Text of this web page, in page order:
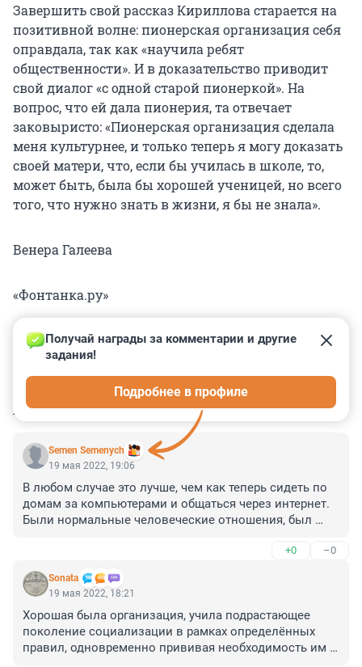
Завершить свой рассказ Кириллова старается на
позитивной волне: пионерская организация себя
оправдала, так как «научила ребят
общественности». И в доказательство приводит
свой диалог «с одной старой пионеркой». На
вопрос, что ей дала пионерия, та отвечает
заковыристо: «Пионерская организация сделала
меня культурнее, и только теперь я могу доказать
своей матери, что, если бы училась в школе, то,
может быть, была бы хорошей ученицей, но всего
того, что нужно знать в жизни, я бы не знала».
Венера Галеева
«Фонтанка.ру»
КОММЕНТАРИИ 8
Semen Semenych
Получай награды за комментарии и другие
задания!
Подробнее в профиле
19 мая 2022, 19:06
В любом случае это лучше, чем как теперь сидеть по
домам за компьютерами и общаться через интернет.
Были нормальные человеческие отношения, был
интересно! Лично я с радостью и удовольствием
вспоминаю эти годы! И поздравляю всех с юбилеем!!!
+0 –0
Sonata
19 мая 2022, 18:21
Хорошая была организация, учила подрастающее
поколение социализации в рамках определённых
правил, одновременно прививая необходимость им